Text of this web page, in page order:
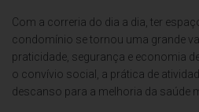
Com a correria do dia a dia, ter
condomínio se tornou uma grande
praticidade, segurança e economia
o convívio social, a prática de
descanso para a melhoria da saúde